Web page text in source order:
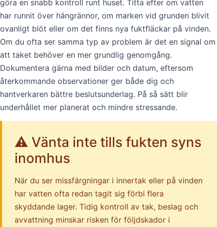
göra en snabb kontroll runt huset. Titta efter om vatten
har runnit över hängrännor, om marken vid grunden blivit
ovanligt blöt eller om det finns nya fuktfläckar på vinden.
Om du ofta ser samma typ av problem är det en signal om
att taket behöver en mer grundlig genomgång.
Dokumentera gärna med bilder och datum, eftersom
återkommande observationer ger både dig och
hantverkaren bättre beslutsunderlag. På så sätt blir
underhållet mer planerat och mindre stressande.
⚠️ Vänta inte tills fukten syns
inomhus
När du ser missfärgningar i innertak eller på vinden
har vatten ofta redan tagit sig förbi flera
skyddande lager. Tidig kontroll av tak, beslag och
avvattning minskar risken för följdskador i